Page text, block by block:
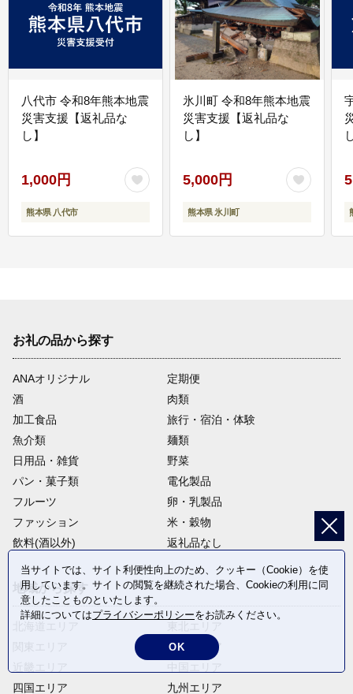
八代市 令和8年熊本地震
災害支援【返礼品な
し】
1,000円
熊本県 八代市
氷川町 令和8年熊本地震
災害支援【返礼品な
し】
5,000円
熊本県 氷川町
お礼の品から探す
ANAオリジナル
定期便
酒
肉類
加工食品
旅行・宿泊・体験
魚介類
麺類
日用品・雑貨
野菜
パン・菓子類
電化製品
フルーツ
卵・乳製品
ファッション
米・穀物
飲料(酒以外)
返礼品なし
地域から探す
四国エリア
中部エリア
九州エリア
当サイトでは、サイト利便性向上のため、クッキー（Cookie）を使
用しています。サイトの閲覧を継続された場合、Cookieの利用に同
意したことものといたします。
詳細についてはプライバシーポリシーをお読みください。
OK